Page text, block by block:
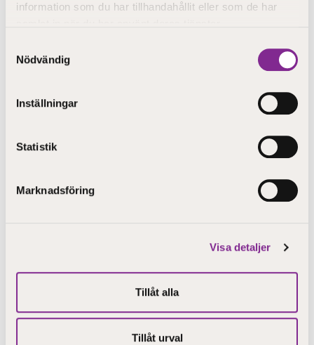
information som du har tillhandahållit eller som de har
Nödvändig
Inställningar
Statistik
Marknadsföring
Visa detaljer
Tillåt alla
Tillåt urval
Här får du nyckelkompetens som arbetsgivare
📞Kontakta ditt sysselsättningsområde
för att ta reda
på om du kan söka arbetskraftsutbildning och vilka
26052092 Skolgångshandledare, online